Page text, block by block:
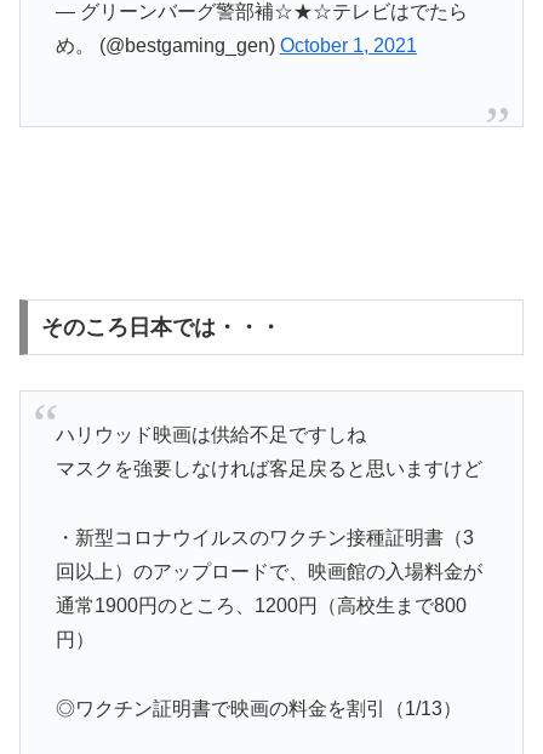
— グリーンバーグ警部補☆★☆テレビはでたら
め。 (@bestgaming_gen) October 1, 2021
そのころ日本では・・・
ハリウッド映画は供給不足ですしね
マスクを強要しなければ客足戻ると思いますけど
・新型コロナウイルスのワクチン接種証明書（3
回以上）のアップロードで、映画館の入場料金が
通常1900円のところ、1200円（高校生まで800
円）
◎ワクチン証明書で映画の料金を割引（1/13）